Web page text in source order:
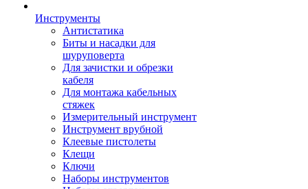
Инструменты
Антистатика
Биты и насадки для
шуруповерта
Для зачистки и обрезки
кабеля
Для монтажа кабельных
стяжек
Измерительный инструмент
Инструмент врубной
Клеевые пистолеты
Клещи
Ключи
Наборы инструментов